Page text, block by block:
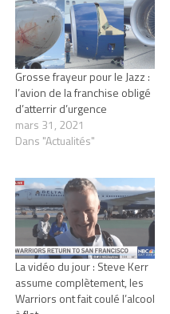
Grosse frayeur pour le Jazz :
l’avion de la franchise obligé
d’atterrir d’urgence
mars 31, 2021
Dans "Actualités"
La vidéo du jour : Steve Kerr
assume complètement, les
Warriors ont fait coulé l’alcool